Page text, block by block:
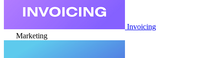
Invoicing
Marketing